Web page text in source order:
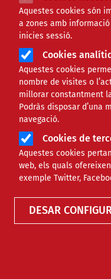
Aquestes cookies són
a zones amb
inicies sessió.
Cookies
Aquestes cookies
nombre de visites o
millorar constantment
Podràs disposar d’una
navegació.
Cookies de
Aquestes cookies
web, els quals
exemple Twitter,
DESAR
Agenda